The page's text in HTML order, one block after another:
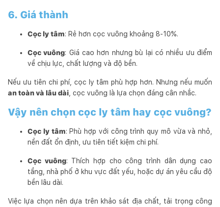
6. Giá thành
Cọc ly tâm: Rẻ hơn cọc vuông khoảng 8-10%.
Cọc vuông: Giá cao hơn nhưng bù lại có nhiều ưu điểm
về chịu lực, chất lượng và độ bền.
Nếu ưu tiên chi phí, cọc ly tâm phù hợp hơn. Nhưng nếu muốn
an toàn và lâu dài , cọc vuông là lựa chọn đáng cân nhắc.
Vậy nên chọn cọc ly tâm hay cọc vuông?
Cọc ly tâm: Phù hợp với công trình quy mô vừa và nhỏ,
nền đất ổn định, ưu tiên tiết kiệm chi phí.
Cọc vuông: Thích hợp cho công trình dân dụng cao
tầng, nhà phố ở khu vực đất yếu, hoặc dự án yêu cầu độ
bền lâu dài.
Việc lựa chọn nên dựa trên khảo sát địa chất, tải trọng công